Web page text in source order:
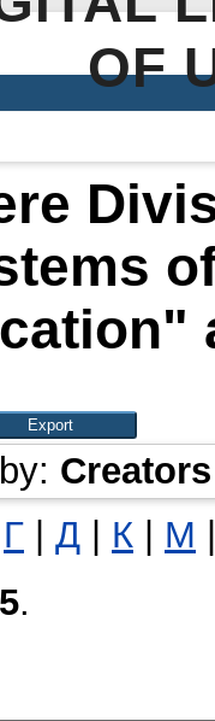
OF
Creators
Г Д К М
.